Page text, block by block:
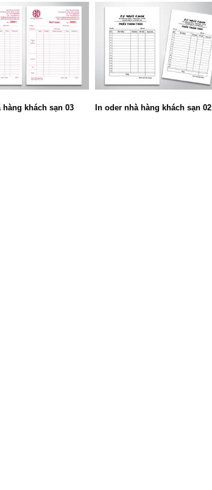
hàng khách sạn 03 In oder nhà hàng khách sạn 02